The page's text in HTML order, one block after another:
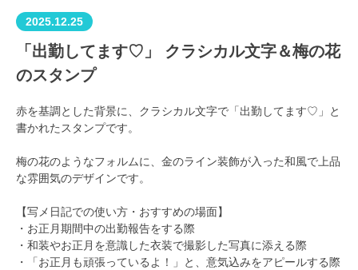
2025.12.25
「出勤してます♡」 クラシカル文字＆梅の花
のスタンプ
赤を基調とした背景に、クラシカル文字で「出勤してます♡」と
書かれたスタンプです。
梅の花のようなフォルムに、金のライン装飾が入った和風で上品
な雰囲気のデザインです。
【写メ日記での使い方・おすすめの場面】
・お正月期間中の出勤報告をする際
・和装やお正月を意識した衣装で撮影した写真に添える際
・「お正月も頑張っているよ！」と、意気込みをアピールする際